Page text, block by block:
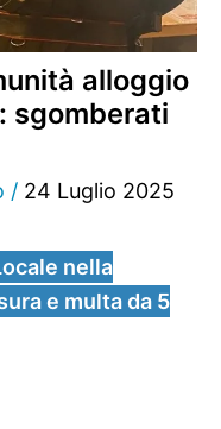
alloggio
sgomberati
/ 24 Luglio 2025
nella
e multa da 5